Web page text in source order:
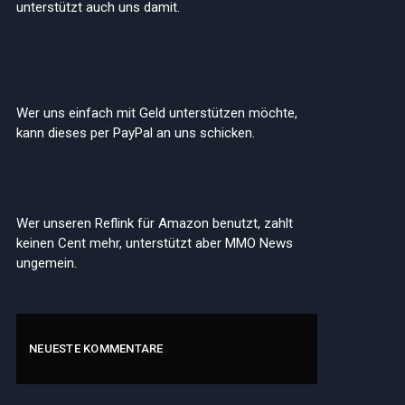
unterstützt auch uns damit.
Wer uns einfach mit Geld unterstützen möchte,
kann dieses per PayPal an uns schicken.
Wer unseren Reflink für Amazon benutzt, zahlt
keinen Cent mehr, unterstützt aber MMO News
ungemein.
NEUESTE KOMMENTARE